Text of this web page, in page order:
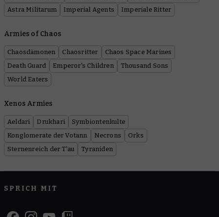
Astra Militarum
Imperial Agents Imperiale Ritter
Armies of Chaos
Chaosdämonen Chaosritter
Chaos Space Marines
Death Guard
Emperor's Children
Thousand Sons
World Eaters
Xenos Armies
Aeldari Drukhari
Symbiontenkulte
Konglomerate der Votann
Necrons
Orks
Sternenreich der T'au
Tyraniden
SPRICH MIT